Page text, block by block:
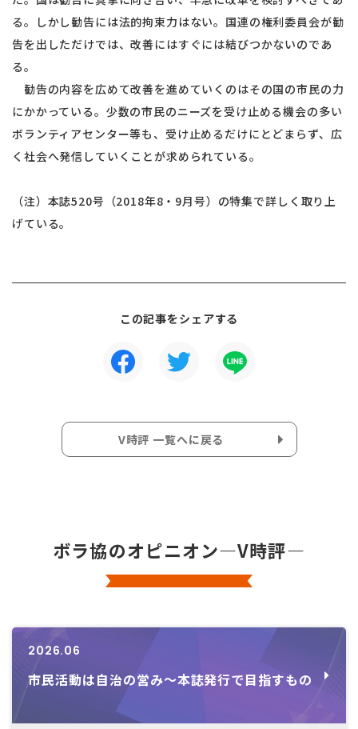
る。しかし勧告には法的拘束力はない。国連の権利委員会が勧
告を出しただけでは、改善にはすぐには結びつかないのであ
る。
勧告の内容を広めて改善を進めていくのはその国の市民の力
にかかっている。少数の市民のニーズを受け止める機会の多い
ボランティアセンター等も、受け止めるだけにとどまらず、広
く社会へ発信していくことが求められている。
（注）本誌520号（2018年8・9月号）の特集で詳しく取り上
げている。
この記事をシェアする
V時評 一覧へに戻る
ボラ協のオピニオン―V時評―
2026.06
市民活動は自治の営み～本誌発行で目指すもの